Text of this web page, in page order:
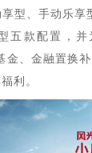
型、手动乐享
五款配置，
金、金融置换
利。